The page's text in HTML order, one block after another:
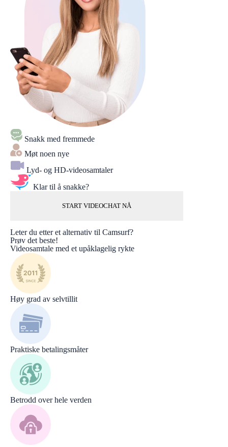
Snakk med fremmede
Møt noen nye
Lyd- og HD-videosamtaler
Klar til å snakke?
START VIDEOCHAT NÅ
Leter du etter et alternativ til Camsurf?
Prøv det beste!
Videosamtale med et upåklagelig rykte
Høy grad av selvtillit
Praktiske betalingsmåter
Betrodd over hele verden